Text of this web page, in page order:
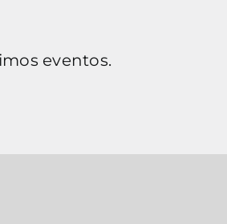
eventos.